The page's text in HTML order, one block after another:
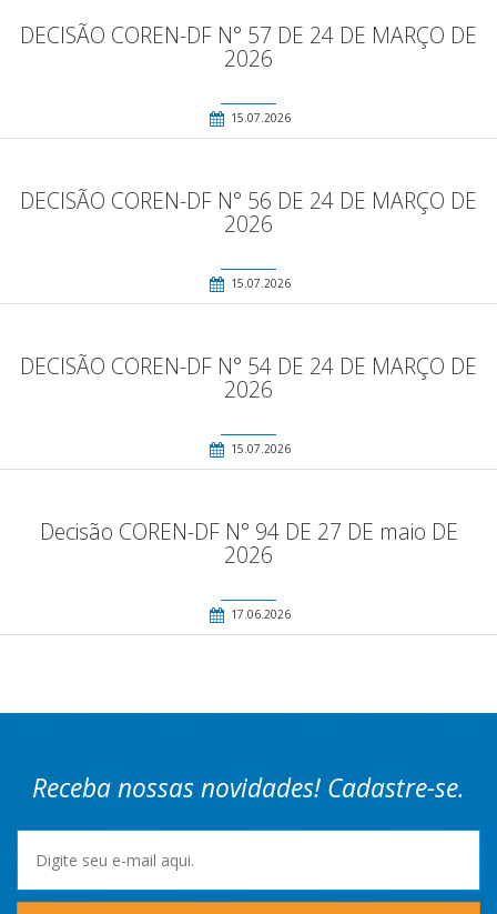
DECISÃO COREN-DF N° 57 DE 24 DE MARÇO DE
2026
15.07.2026
DECISÃO COREN-DF N° 56 DE 24 DE MARÇO DE
2026
15.07.2026
DECISÃO COREN-DF N° 54 DE 24 DE MARÇO DE
2026
15.07.2026
Decisão COREN-DF N° 94 DE 27 DE maio DE
2026
17.06.2026
Receba nossas novidades! Cadastre-se.